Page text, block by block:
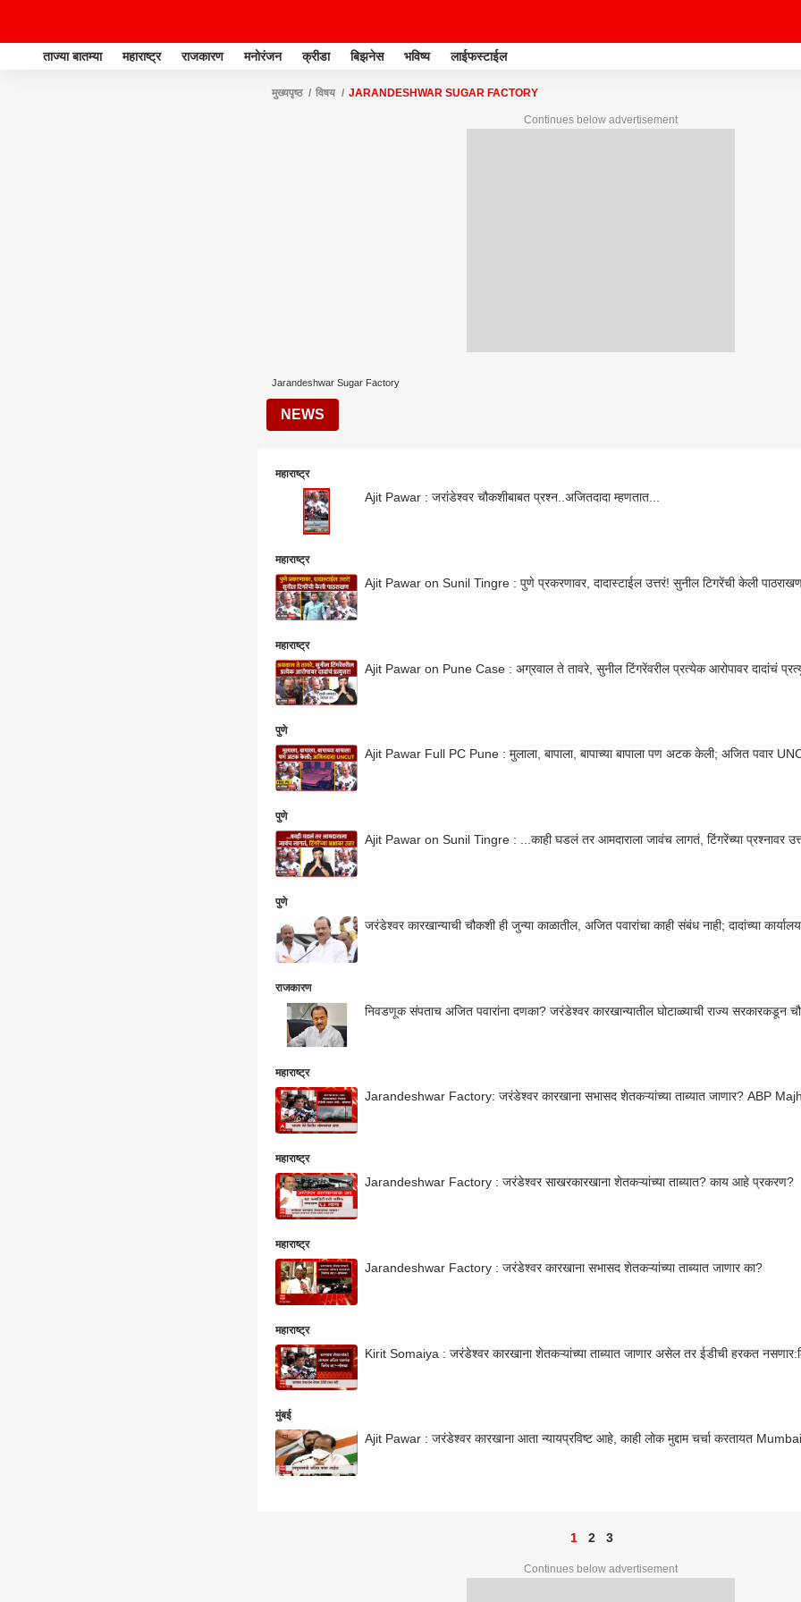
ताज्या बातम्या महाराष्ट्र राजकारण मनोरंजन क्रीडा बिझनेस भविष्य लाईफस्टाईल
मुख्यपृष्ठ विषय JARANDESHWAR SUGAR FACTORY
Continues below advertisement
Jarandeshwar Sugar Factory
NEWS
महाराष्ट्र
Ajit Pawar : जरांडेश्वर चौकशीबाबत प्रश्न..अजितदादा म्हणतात...
महाराष्ट्र
Ajit Pawar on Sunil Tingre : पुणे प्रकरणावर, दादास्टाईल उत्तरं! सुनील टिगरेंची केली
महाराष्ट्र
Ajit Pawar on Pune Case : अग्रवाल ते तावरे, सुनील टिंगरेंवरील प्रत्येक आरोपावर दादांचं
पुणे
Ajit Pawar Full PC Pune : मुलाला, बापाला, बापाच्या बापाला पण अटक केली; अजित पवार
पुणे
Ajit Pawar on Sunil Tingre : ...काही घडलं तर आमदाराला जावंच लागतं, टिंगरेंच्या प्रश्नावर
पुणे
जरंडेश्वर कारखान्याची चौकशी ही जुन्या काळातील, अजित पवारांचा काही संबंध नाही; दादांच्या
राजकारण
निवडणूक संपताच अजित पवारांना दणका? जरंडेश्वर कारखान्यातील घोटाळ्याची राज्य सरकारकडून
महाराष्ट्र
Jarandeshwar Factory: जरंडेश्वर कारखाना सभासद शेतकऱ्यांच्या ताब्यात जाणार? ABP
महाराष्ट्र
Jarandeshwar Factory : जरंडेश्वर साखरकारखाना शेतकऱ्यांच्या ताब्यात? काय आहे प्रकरण?
महाराष्ट्र
Jarandeshwar Factory : जरंडेश्वर कारखाना सभासद शेतकऱ्यांच्या ताब्यात जाणार का?
महाराष्ट्र
Kirit Somaiya : जरंडेश्वर कारखाना शेतकऱ्यांच्या ताब्यात जाणार असेल तर ईडीची हरकत
मुंबई
Ajit Pawar : जरंडेश्वर कारखाना आता न्यायप्रविष्ट आहे, काही लोक मुद्दाम चर्चा करतायत Mumbai
1 2 3
Continues below advertisement